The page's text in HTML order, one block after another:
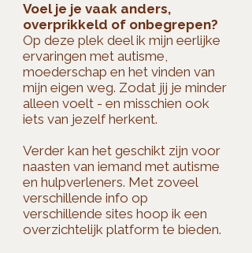
Voel je je vaak anders,
overprikkeld of onbegrepen?
Op deze plek deel ik mijn eerlijke
ervaringen met autisme,
moederschap en het vinden van
mijn eigen weg. Zodat jij je minder
alleen voelt - en misschien ook
iets van jezelf herkent.​
Verder kan het geschikt zijn voor
naasten van iemand met autisme
en hulpverleners. Met zoveel
verschillende info op
verschillende sites hoop ik een
overzichtelijk platform te bieden.